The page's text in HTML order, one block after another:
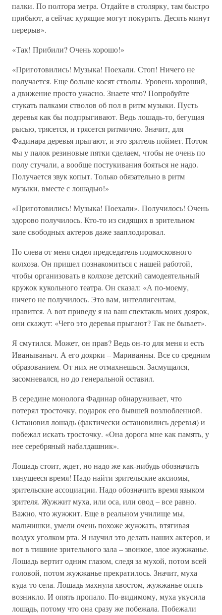
палки. По полтора метра. Отдайте в столярку, там быстро
прибьют, а сейчас курящие могут покурить. Десять минут
перерыв».
«Так! Прибили? Очень хорошо!»
«Приготовились! Музыка! Поехали. Стоп! Ничего не
получается. Еще больше косят стволы. Уровень хороший,
а движение просто ужасно. Знаете что? Попробуйте
стукать палками стволов об пол в ритм музыки. Пусть
деревья как бы подпрыгивают. Ведь лошадь-то, бегущая
рысью, трясется, и трясется ритмично. Значит, для
Фадинара деревья прыгают, и это зритель поймет. Потом
мы у палок резиновые пятки сделаем, чтобы не очень по
полу стучали, а вообще постукивания бояться не надо.
Получается звук копыт. Только обязательно в ритм
музыки, вместе с лошадью!»
«Приготовились! Музыка! Поехали». Получилось! Очень
здорово получилось. Кто-то из сидящих в зрительном
зале свободных актеров даже зааплодировал.
Но слева от меня сидел председатель подмосковного
колхоза. Он пришел познакомиться с нашей работой,
чтобы организовать в колхозе детский самодеятельный
кружок кукольного театра. Он сказал: «А по-моему,
ничего не получилось. Это вам, интеллигентам,
нравится. А вот приведу я на ваш спектакль моих доярок,
они скажут: «Чего это деревья прыгают? Так не бывает».
Я смутился. Может, он прав? Ведь он-то для меня и есть
Иванываныч. А его доярки – Мариванны. Все со средним
образованием. От них не отмахнешься. Засмущался,
засомневался, но до генеральной оставил.
В середине монолога Фадинар обнаруживает, что
потерял тросточку, подарок его бывшей возлюбленной.
Остановил лошадь (фактически остановились деревья) и
побежал искать тросточку. «Она дорога мне как память, у
нее серебряный набалдашник».
Лошадь стоит, ждет, но надо же как-нибудь обозначить
тянущееся время! Надо найти зрительские аксиомы,
зрительские ассоциации. Надо обозначить время языком
зрителя. Жужжит муха, или оса, или овод – все равно.
Важно, что жужжит. Еще в реальном училище мы,
мальчишки, умели очень похоже жужжать, втягивая
воздух уголком рта. Я научил это делать наших актеров, и
вот в тишине зрительного зала – звонкое, злое жужжанье.
Лошадь вертит одним глазом, следя за мухой, потом всей
головой, потом жужжанье прекратилось. Значит, муха
куда-то села. Лошадь махнула хвостом, жужжанье опять
возникло. И опять пропало. По-видимому, муха укусила
лошадь, потому что она сразу же побежала. Побежали